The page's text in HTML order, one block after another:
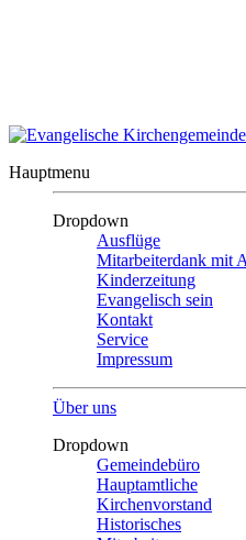
Hauptmenu
Dropdown
Ausflüge
Mitarbeiterdank mit
Kinderzeitung
Evangelisch sein
Kontakt
Service
Impressum
Über uns
Dropdown
Gemeindebüro
Hauptamtliche
Kirchenvorstand
Historisches